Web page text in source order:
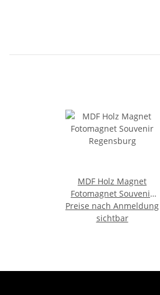
MDF Holz Magnet
Fotomagnet Souvenir
Regensburg
Preise nach Anmeldung
sichtbar